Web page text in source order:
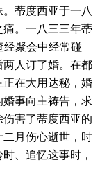
蒂度西亚于一八
。一八三三年蒂
聚会中经常碰
人订了婚。在都
在大用达秘，婚
事向主祷告，求
害了蒂度西亚的
月伤心逝世，时
、追忆这事时，